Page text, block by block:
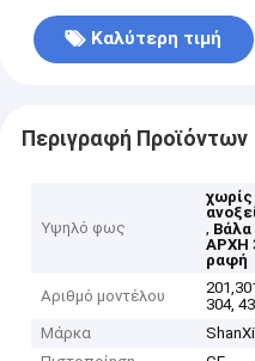
Καλύτερη τιμή
Περιγραφή Προϊόντων
Υψηλό φως
,
ΑΡΧΗ
ραφή
Αριθμό μοντέλου
304,
Μάρκα